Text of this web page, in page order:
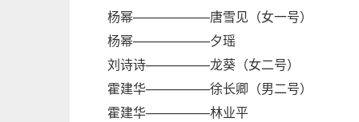
杨幂——————唐雪见（女一号）
杨幂——————夕瑶
刘诗诗—————龙葵（女二号）
霍建华—————徐长卿（男二号）
霍建华—————林业平